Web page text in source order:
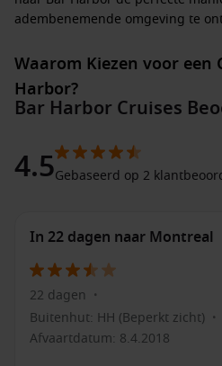
adembenemende omgeving te
Waarom Kiezen voor een
Harbor?
Een cruise naar Bar Harbor biedt
gemakkelijke toegang tot zowel
nabijgelegen Acadia National
verkenning, wandelen en
restaurants met verse
bestemming voor
en een cruise maakt het nog
unieke bestemming te verkennen.
Bar Harbor Cruises
4.5Gebaseerd op 2
In 22 dagen naar Montreal
22 dagen •
Buitenhut: HH (Beperkt zicht) •
Afvaartdatum: 8.4.2018